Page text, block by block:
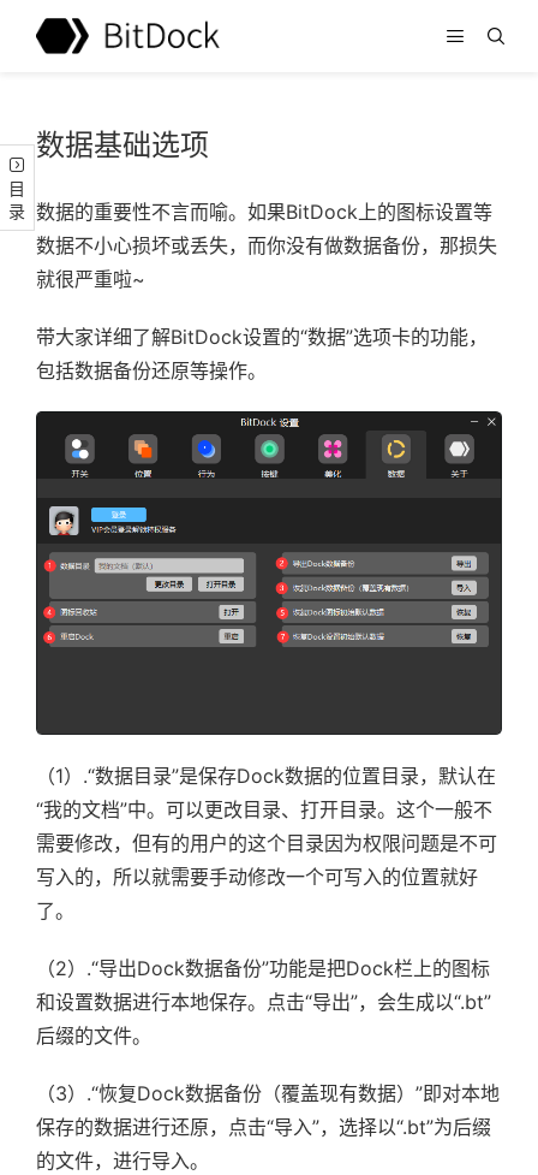
目录
数据基础选项
数据的重要性不言而喻。如果BitDock上的图标设置等
数据不小心损坏或丢失，而你没有做数据备份，那损失
就很严重啦~
带大家详细了解BitDock设置的“数据”选项卡的功能，
包括数据备份还原等操作。
（1）.“数据目录”是保存Dock数据的位置目录，默认在
“我的文档”中。可以更改目录、打开目录。这个一般不
需要修改，但有的用户的这个目录因为权限问题是不可
写入的，所以就需要手动修改一个可写入的位置就好
了。
（2）.“导出Dock数据备份”功能是把Dock栏上的图标
和设置数据进行本地保存。点击“导出”，会生成以“.bt”
后缀的文件。
（3）.“恢复Dock数据备份（覆盖现有数据）”即对本地
保存的数据进行还原，点击“导入”，选择以“.bt”为后缀
的文件，进行导入。